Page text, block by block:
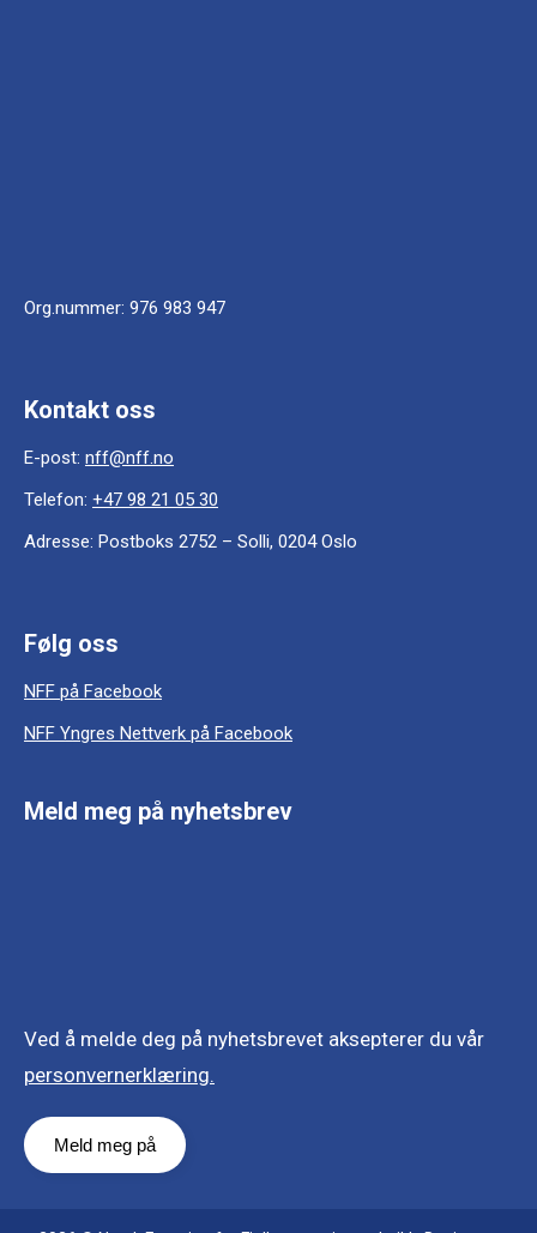
Org.nummer: 976 983 947
Kontakt oss
E-post: nff@nff.no
Telefon: +47 98 21 05 30
Adresse: Postboks 2752 – Solli, 0204 Oslo
Følg oss
NFF på Facebook
NFF Yngres Nettverk på Facebook
Meld meg på nyhetsbrev
Ved å melde deg på nyhetsbrevet aksepterer du vår
personvernerklæring.